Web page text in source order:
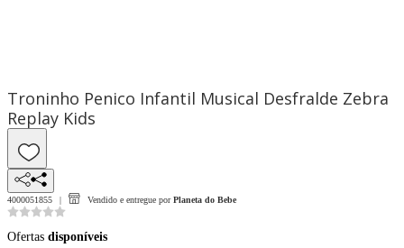
Troninho Penico Infantil Musical Desfralde Zebra
Replay Kids
4000051855 Vendido e entregue por Planeta do Bebe
Ofertas disponíveis